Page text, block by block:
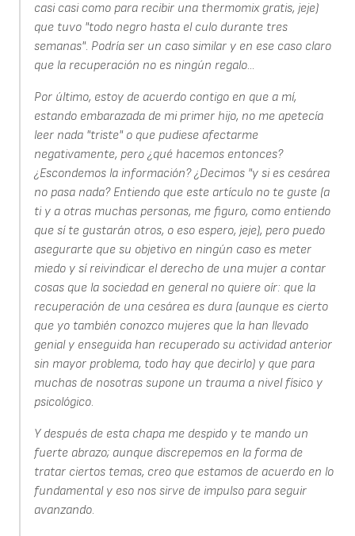
casi casi como para recibir una thermomix gratis, jeje)
que tuvo "todo negro hasta el culo durante tres
semanas". Podría ser un caso similar y en ese caso claro
que la recuperación no es ningún regalo...
Por último, estoy de acuerdo contigo en que a mí,
estando embarazada de mi primer hijo, no me apetecía
leer nada "triste" o que pudiese afectarme
negativamente, pero ¿qué hacemos entonces?
¿Escondemos la información? ¿Decimos "y si es cesárea
no pasa nada? Entiendo que este artículo no te guste (a
ti y a otras muchas personas, me figuro, como entiendo
que sí te gustarán otros, o eso espero, jeje), pero puedo
asegurarte que su objetivo en ningún caso es meter
miedo y sí reivindicar el derecho de una mujer a contar
cosas que la sociedad en general no quiere oír: que la
recuperación de una cesárea es dura (aunque es cierto
que yo también conozco mujeres que la han llevado
genial y enseguida han recuperado su actividad anterior
sin mayor problema, todo hay que decirlo) y que para
muchas de nosotras supone un trauma a nivel físico y
psicológico.
Y después de esta chapa me despido y te mando un
fuerte abrazo; aunque discrepemos en la forma de
tratar ciertos temas, creo que estamos de acuerdo en lo
fundamental y eso nos sirve de impulso para seguir
avanzando.